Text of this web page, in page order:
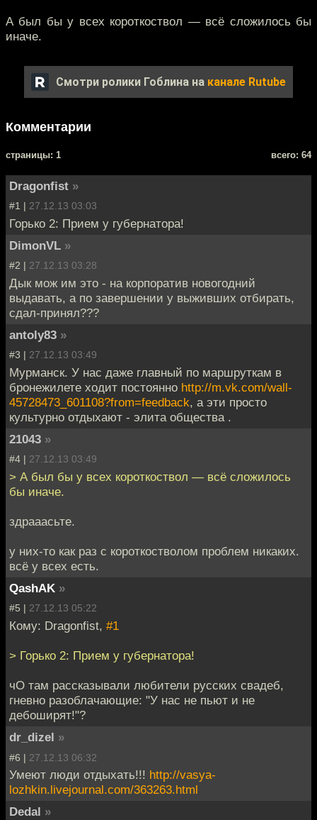
А был бы у всех короткоствол — всё сложилось бы
иначе.
Смотри ролики Гоблина на канале Rutube
Комментарии
cтраницы: 1 всего: 64
Dragonfist »
#1 | 27.12.13 03:03
Горько 2: Прием у губернатора!
DimonVL »
#2 | 27.12.13 03:28
Дык мож им это - на корпоратив новогодний
выдавать, а по завершении у выживших отбирать,
сдал-принял???
antoly83 »
#3 | 27.12.13 03:49
Мурманск. У нас даже главный по маршруткам в
бронежилете ходит постоянно http://m.vk.com/wall-
45728473_601108?from=feedback, а эти просто
культурно отдыхают - элита общества .
21043 »
#4 | 27.12.13 03:49
> А был бы у всех короткоствол — всё сложилось
бы иначе.
здрааасьте.
у них-то как раз с короткостволом проблем никаких.
всё у всех есть.
QashAK »
#5 | 27.12.13 05:22
Кому: Dragonfist, #1
> Горько 2: Прием у губернатора!
чО там рассказывали любители русских свадеб,
гневно разоблачающие: "У нас не пьют и не
дебоширят!"?
dr_dizel »
#6 | 27.12.13 06:32
Умеют люди отдыхать!!! http://vasya-
lozhkin.livejournal.com/363263.html
Dedal »